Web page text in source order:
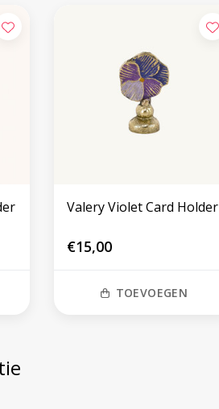
Valery Violet Card Holder
€15,00
TOEVOEGEN